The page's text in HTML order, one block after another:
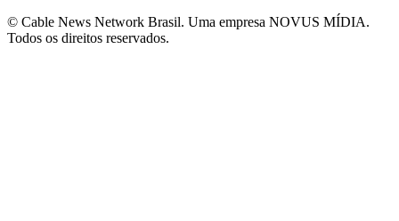
© Cable News Network Brasil. Uma empresa NOVUS MÍDIA.
Todos os direitos reservados.